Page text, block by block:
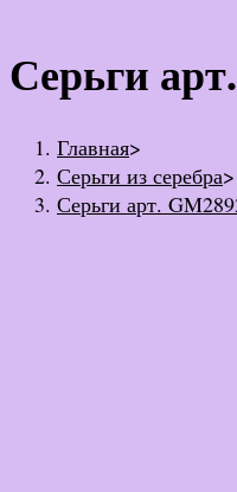
Серьги
Главная>
Серьги из серебра>
Серьги арт.